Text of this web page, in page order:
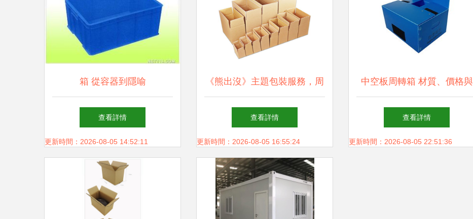
箱 從容器到隱喻
查看詳情
更新時間：2026-08-05 14:52:11
《熊出沒》主題包裝服務，周
到體驗從“箱”開始——淘寶箱
加工廠一站式定制
查看詳情
更新時間：2026-08-05 16:55:24
中空板周轉箱 材質、價格與
廠家選擇全解析
查看詳情
更新時間：2026-08-05 22:51:36